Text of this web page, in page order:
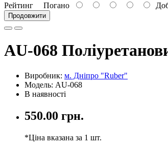
Рейтинг Погано
Продовжити
AU-068
Виробник: м. Дніпро "Ruber"
Модель: AU-068
В наявності
550.00 грн.
*Ціна вказана за 1 шт.